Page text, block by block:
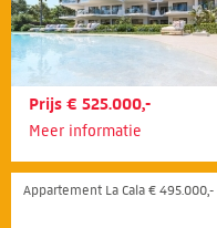
Prijs € 525.000,-
Meer informatie
Appartement La Cala € 495.000,-